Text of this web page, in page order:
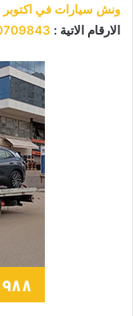
ونش سيارات في اكتوبر
الارقام الاتية :